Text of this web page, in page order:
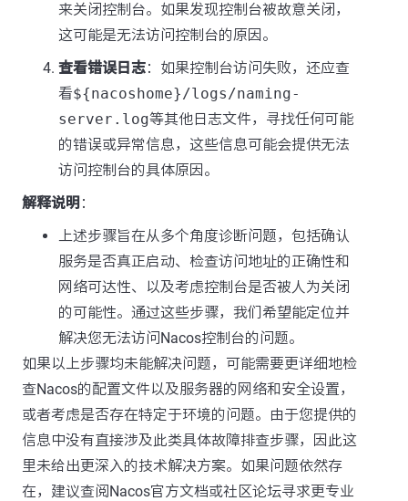
来关闭控制台。如果发现控制台被故意关闭，
这可能是无法访问控制台的原因。
查看错误日志：如果控制台访问失败，还应查
看${nacoshome}/logs/naming-
server.log等其他日志文件，寻找任何可能
的错误或异常信息，这些信息可能会提供无法
访问控制台的具体原因。
解释说明 ：
上述步骤旨在从多个角度诊断问题，包括确认
服务是否真正启动、检查访问地址的正确性和
网络可达性、以及考虑控制台是否被人为关闭
的可能性。通过这些步骤，我们希望能定位并
解决您无法访问Nacos控制台的问题。
如果以上步骤均未能解决问题，可能需要更详细地检
查Nacos的配置文件以及服务器的网络和安全设置，
或者考虑是否存在特定于环境的问题。由于您提供的
信息中没有直接涉及此类具体故障排查步骤，因此这
里未给出更深入的技术解决方案。如果问题依然存
在，建议查阅Nacos官方文档或社区论坛寻求更专业